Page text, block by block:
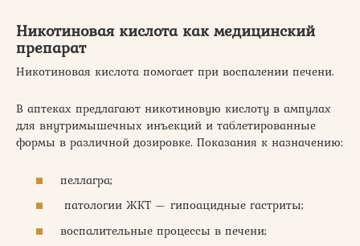
Никотиновая кислота как медицинский
препарат
Никотиновая кислота помогает при воспалении печени.
В аптеках предлагают никотиновую кислоту в ампулах
для внутримышечных инъекций и таблетированные
формы в различной дозировке. Показания к назначению:
пеллагра;
патологии ЖКТ — гипоацидные гастриты;
воспалительные процессы в печени;